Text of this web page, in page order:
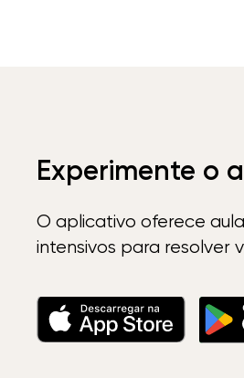
Experimente o
O aplicativo oferece
intensivos para resolver